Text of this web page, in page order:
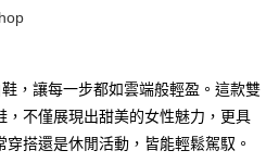
大哥大用戶可立即使用無須另外申請。
，訂單成立後會自動跳轉到大哥付的交易
金額請依後續交易確認頁面所載為準。
認交易或遇審核未通過，訂單將自動取
，表示未達大哥付你分期系統評分，恕無
卡、不需儲值。
證，即可結帳。
再付款。
，讓每一步都如雲端般輕盈。這款雙
，不僅展現出甜美的女性魅力，更具
搭還是休閒活動，皆能輕鬆駕馭。